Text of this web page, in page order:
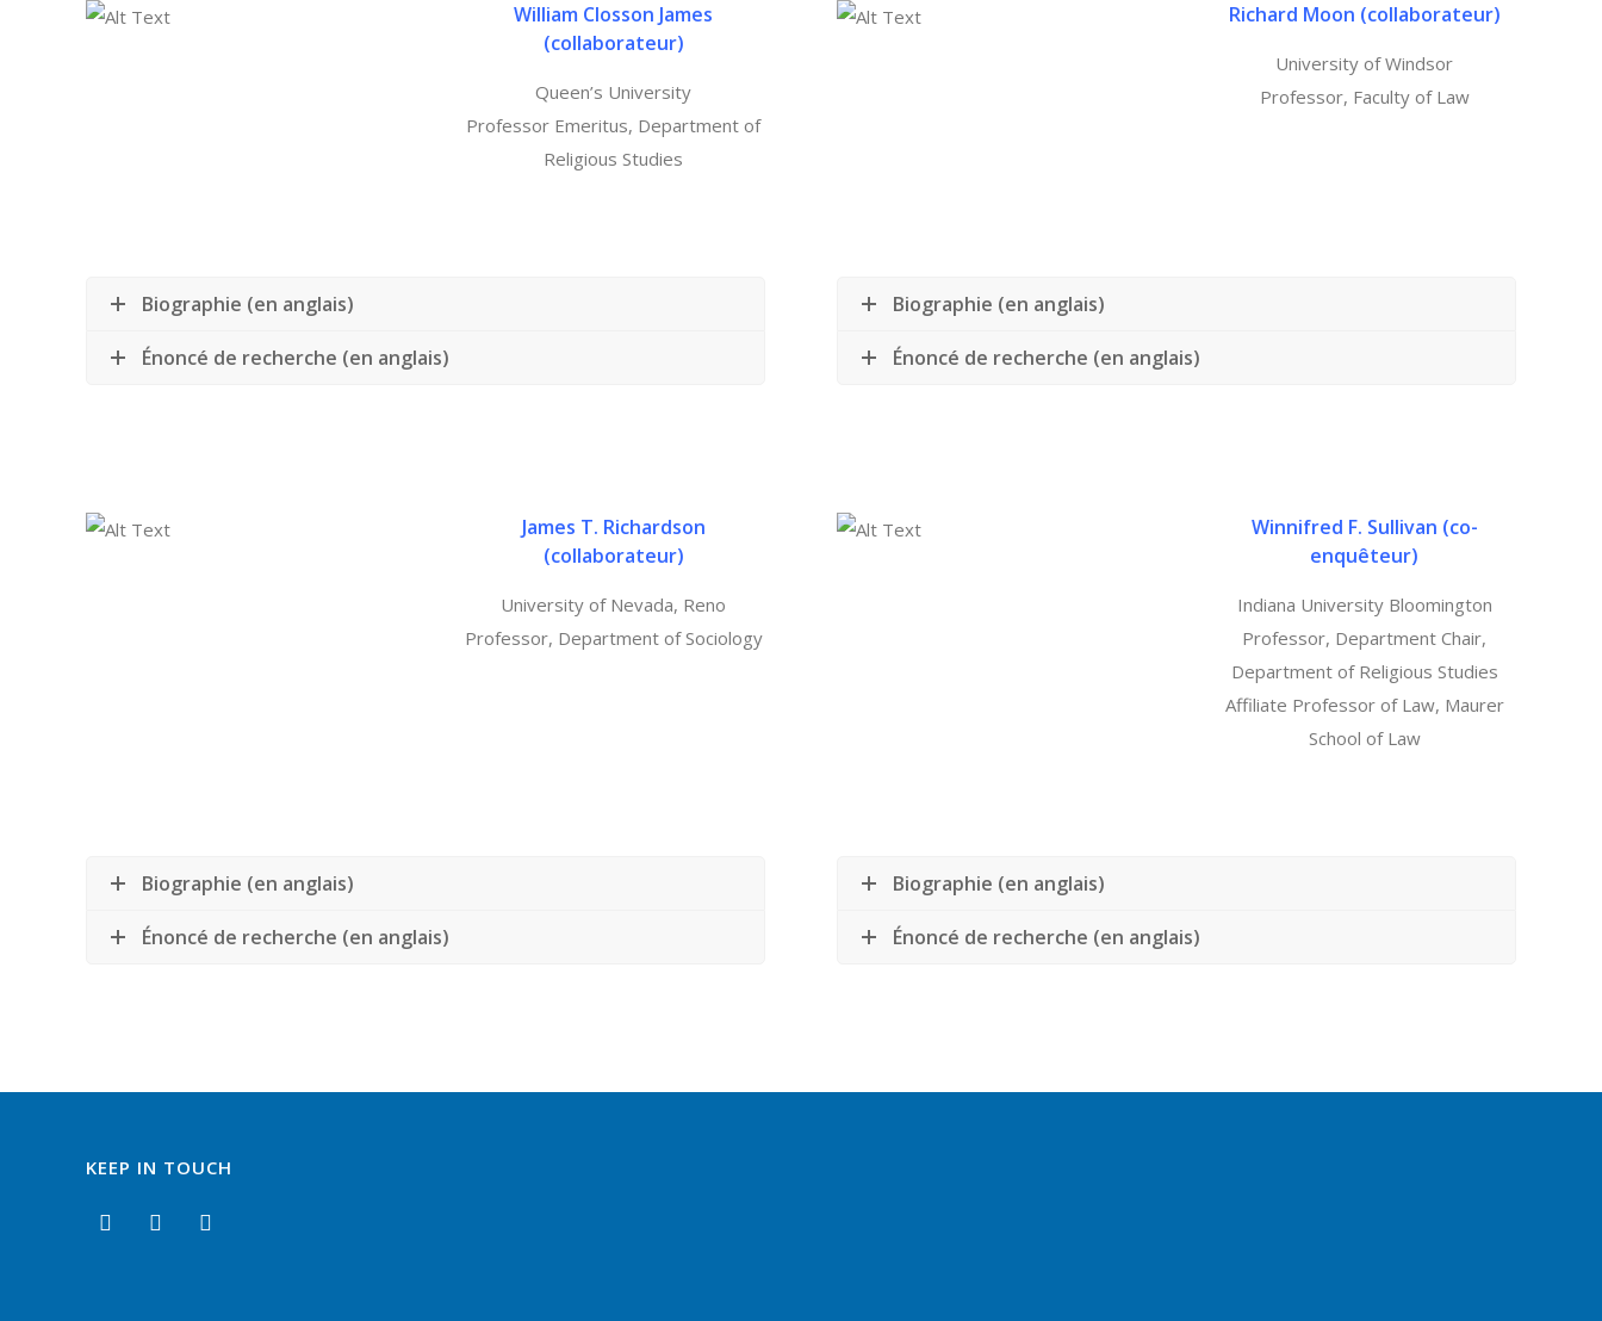
William Closson James
(collaborateur)
Queen’s University
Professor Emeritus, Department of
Religious Studies
Richard Moon (collaborateur)
University of Windsor
Professor, Faculty of Law
Biographie (en anglais)
Énoncé de recherche (en anglais)
Biographie (en anglais)
Énoncé de recherche (en anglais)
James T. Richardson
(collaborateur)
University of Nevada, Reno
Professor, Department of Sociology
Winnifred F. Sullivan (co-
enquêteur)
Indiana University Bloomington
Professor, Department Chair,
Department of Religious Studies
Affiliate Professor of Law, Maurer
School of Law
Biographie (en anglais)
Énoncé de recherche (en anglais)
Biographie (en anglais)
Énoncé de recherche (en anglais)
KEEP IN TOUCH